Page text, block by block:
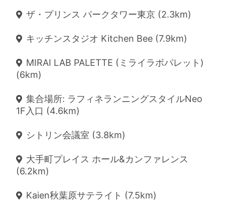
ザ・プリンス パークタワー東京 (2.3km)
キッチンスタジオ Kitchen Bee (7.9km)
MIRAI LAB PALETTE (ミライラボパレット)
(6km)
集合場所: ラフィネランニングスタイルNeo
1F入口 (4.6km)
シトリン会議室 (3.8km)
大手町プレイス ホール&カンファレンス
(6.2km)
Kaien秋葉原サテライト (7.5km)